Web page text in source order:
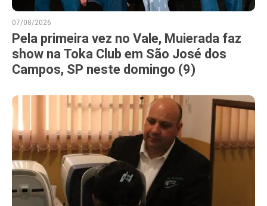
07/08/2026
Pela primeira vez no Vale, Muierada faz
show na Toka Club em São José dos
Campos, SP neste domingo (9)